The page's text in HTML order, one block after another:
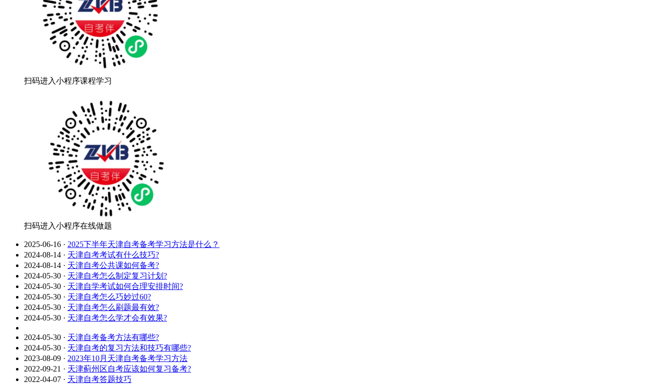
扫码进入小程序课程学习
扫码进入小程序在线做题
2025-06-16 · 2025下半年天津自考备考学习方法是什么？
2024-08-14 · 天津自考考试有什么技巧?
2024-08-14 · 天津自考公共课如何备考?
2024-05-30 · 天津自考怎么制定复习计划?
2024-05-30 · 天津自学考试如何合理安排时间?
2024-05-30 · 天津自考怎么巧妙过60?
2024-05-30 · 天津自考怎么刷题最有效?
2024-05-30 · 天津自考怎么学才会有效果?
2024-05-30 · 天津自考备考方法有哪些?
2024-05-30 · 天津自考的复习方法和技巧有哪些?
2023-08-09 · 2023年10月天津自考备考学习方法
2022-09-21 · 天津蓟州区自考应该如何复习备考?
2022-04-07 · 天津自考答题技巧